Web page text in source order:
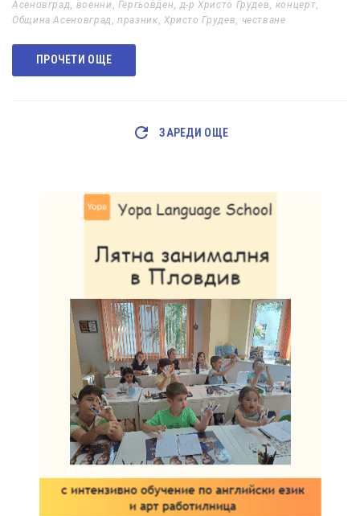
Асеновград военни Гергьовден д-р Христо Грудев концерт
Община Асеновград
,празник Христо Грудев честване
ПРОЧЕТИ ОЩЕ
ЗАРЕДИ ОЩЕ